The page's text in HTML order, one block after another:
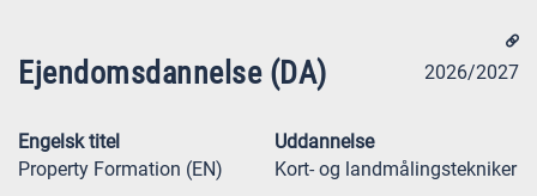
Ejendomsdannelse (DA) 2026/2027
Engelsk titel
Property Formation (EN)
Uddannelse
Kort- og landmålingstekniker